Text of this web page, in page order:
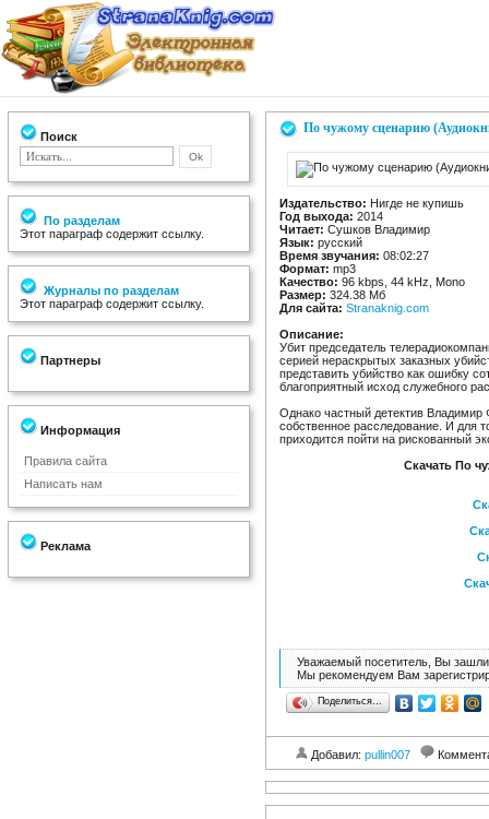
Поиск
По разделам
Этот параграф содержит ссылку.
Журналы по разделам
Этот параграф содержит ссылку.
Партнеры
Информация
Правила сайта
Написать нам
Реклама
По чужому сценарию
Издательство: Нигде не купишь
Год выхода: 2014
Читает: Сушков Владимир
Язык: русский
Время звучания: 08:02:27
Формат: mp3
Качество: 96 kbps, 44 kHz, Mono
Размер: 324.38 Мб
Для сайта: Stranaknig.com
Описание:
Убит председатель
серией нераскрытых заказных
представить убийство как ошибку
благоприятный исход служебного
Однако частный детектив Владимир
собственное расследование. И для
приходится пойти на рискованный
Скачать По
Уважаемый посетитель, Вы зашли
Мы рекомендуем Вам
Поделиться…
Добавил: pullin007